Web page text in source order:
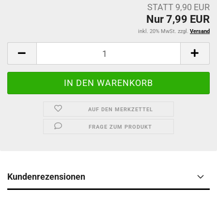
STATT 9,90 EUR
Nur 7,99 EUR
inkl. 20% MwSt. zzgl. Versand
AUF DEN MERKZETTEL
FRAGE ZUM PRODUKT
Kundenrezensionen